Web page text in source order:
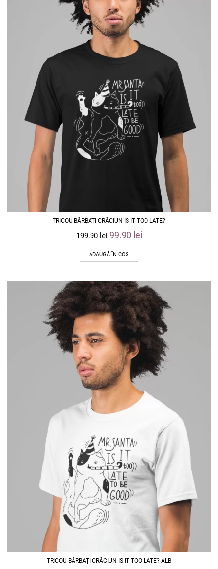
TRICOU BĂRBAȚI CRĂCIUN IS IT TOO LATE?
199.90lei 99.90 lei
ADAUGĂ ÎN COȘ
TRICOU BĂRBAȚI CRĂCIUN IS IT TOO LATE? ALB